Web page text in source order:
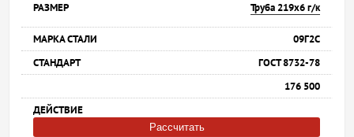
Труба 219х6 г/к
09Г2С
ГОСТ 8732-78
176 500
Рассчитать